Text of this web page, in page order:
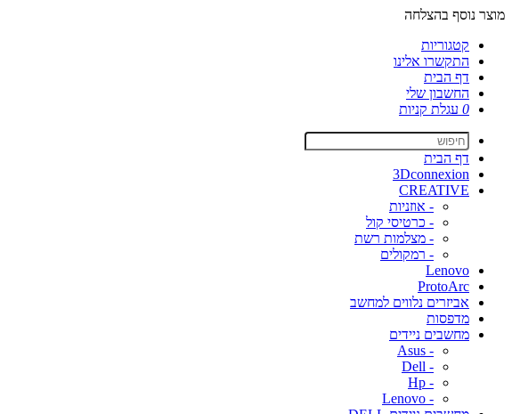
מוצר נוסף בהצלחה
קטגוריות
התקשרו אלינו
דף הבית
החשבון שלי
0 עגלת קניות
דף הבית
3Dconnexion
CREATIVE
- אוזניות
- כרטיסי קול
- מצלמות רשת
- רמקולים
Lenovo
ProtoArc
אביזרים נלווים למחשב
מדפסות
מחשבים ניידים
- Asus
- Dell
- Hp
- Lenovo